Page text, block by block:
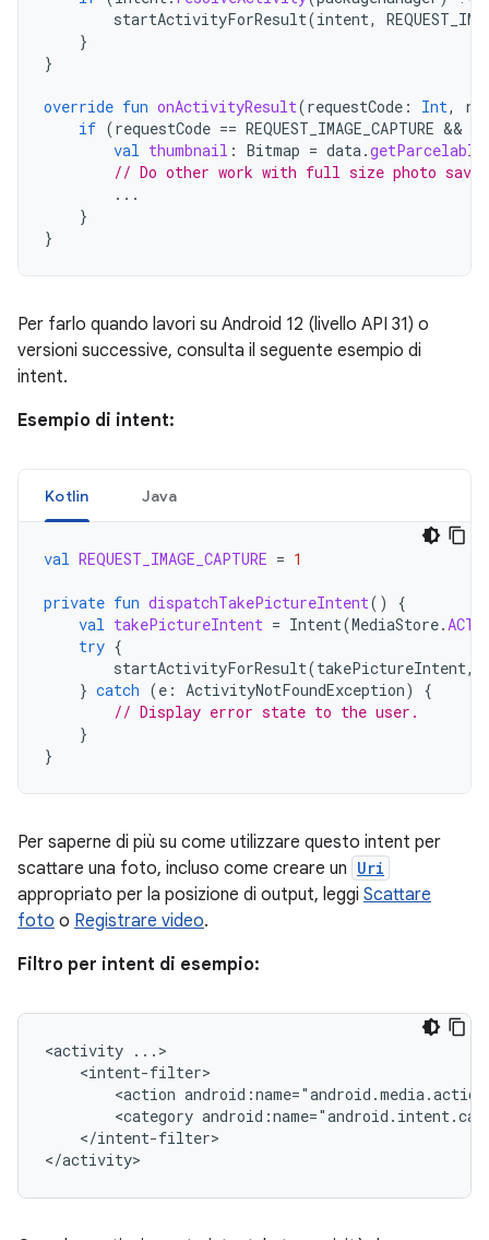
startActivityForResult(intent,
}
}
override fun onActivityResult(requestCode : Int,
if (requestCode == REQUEST_IMAGE_CAPTURE &&
val thumbnail : Bitmap = data.
// Do other work with full size photo
...
}
}
Per farlo quando lavori su Android 12 (livello API 31) o
versioni successive, consulta il seguente esempio di
intent.
Esempio di intent:
Kotlin Java
val REQUEST_IMAGE_CAPTURE = 1
private fun dispatchTakePictureIntent()
{
val takePictureIntent = Intent(MediaStore.
try {
startActivityForResult(takePictureIntent,
} catch (e : ActivityNotFoundException)
{
// Display error state to the user.
}
}
Per saperne di più su come utilizzare questo intent per
scattare una foto, incluso come creare un Uri
appropriato per la posizione di output, leggi Scattare
foto o Registrare video.
Filtro per intent di esempio:
<activity
<action
<category
</intent-filter>
</activity>